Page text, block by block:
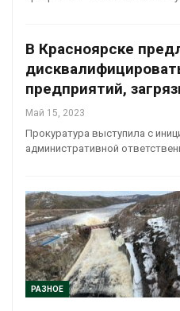
В Красноярске
предприятий,
Май 15, 2023
Прокуратура выступила с
административной
РАЗНОЕ